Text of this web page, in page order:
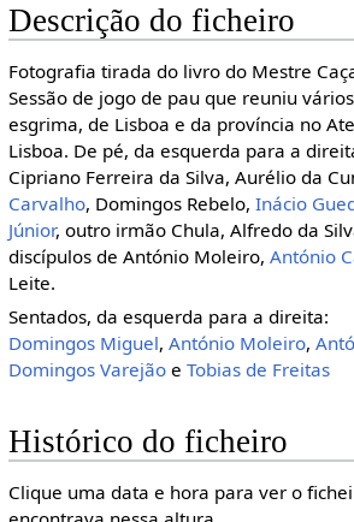
Descrição do ficheiro
Fotografia tirada do livro do Mestre
Sessão de jogo de pau que reuniu
esgrima, de Lisboa e da província no
Lisboa. De pé, da esquerda para a
Cipriano Ferreira da Silva, Aurélio da
Carvalho, Domingos Rebelo, Inácio
Júnior, outro irmão Chula, Alfredo da
discípulos de António Moleiro, António
Leite.
Sentados, da esquerda para a direita:
Domingos Miguel, António Moleiro,
Domingos Varejãoe Tobias de Freitas
Histórico do ficheiro
Clique uma data e hora para ver o